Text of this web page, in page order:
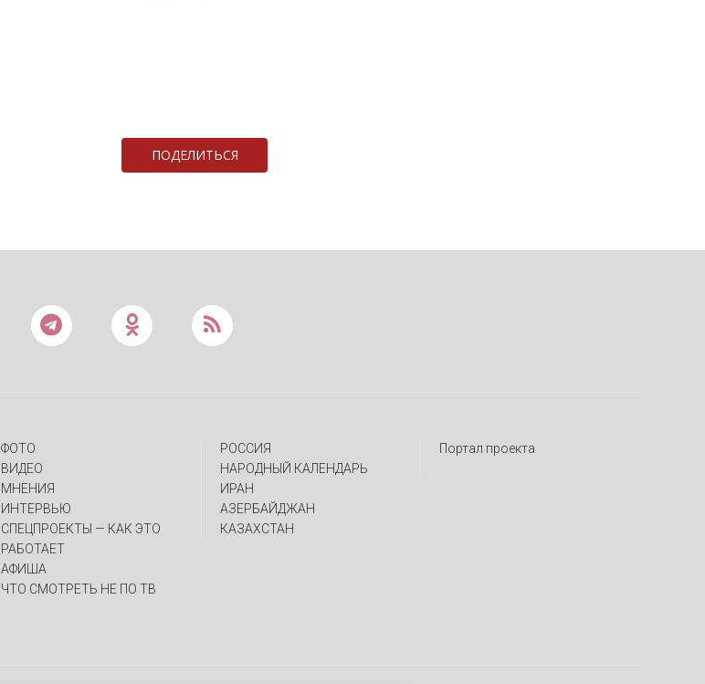
ПОДЕЛИТЬСЯ
ФОТО
ВИДЕО
МНЕНИЯ
ИНТЕРВЬЮ
CПЕЦПРОЕКТЫ — КАК ЭТО
РАБОТАЕТ
АФИША
ЧТО СМОТРЕТЬ НЕ ПО ТВ
РОССИЯ
НАРОДНЫЙ КАЛЕНДАРЬ
ИРАН
АЗЕРБАЙДЖАН
КАЗАХСТАН
Портал проекта